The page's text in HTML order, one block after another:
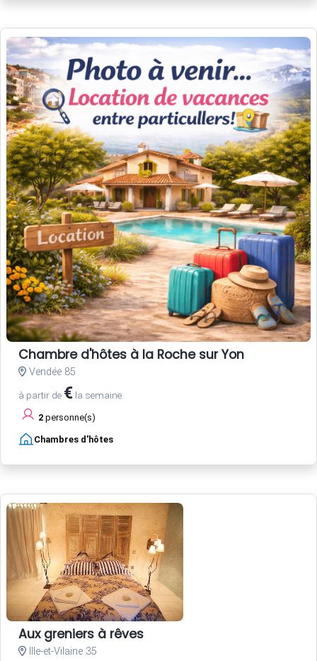
Chambre d'hôtes à la Roche sur Yon
Vendée 85
à partir de € la semaine
2 personne(s)
Chambres d'hôtes
Aux greniers à rêves
Ille-et-Vilaine 35